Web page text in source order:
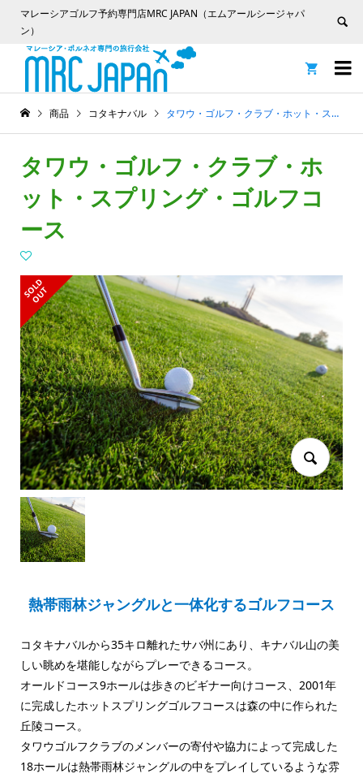
マレーシアゴルフ予約専門店MRC JAPAN（エムアールシージャパ
ン）


商品 コタキナバル タワウ・ゴルフ・クラブ・ホット・スプリング・ゴルフコース
タワウ・ゴルフ・クラブ・ホ
ット・スプリング・ゴルフコ
ース
S
O
L
D
O
U
T
熱帯雨林ジャングルと一体化するゴルフコース
コタキナバルから35キロ離れたサバ州にあり、キナバル山の美
しい眺めを堪能しながらプレーできるコース。
オールドコース9ホールは歩きのビギナー向けコース、2001年
に完成したホットスプリングゴルフコースは森の中に作られた
丘陵コース。
タワウゴルフクラブのメンバーの寄付や協力によって完成した
18ホールは熱帯雨林ジャングルの中をプレイしているような雰